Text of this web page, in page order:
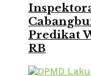
Predikat
RB